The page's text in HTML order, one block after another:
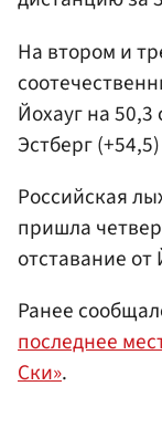
На втором и
Йохауг на
Эстберг
Российская
пришла
отставание от
Ранее
последнее
Ски».